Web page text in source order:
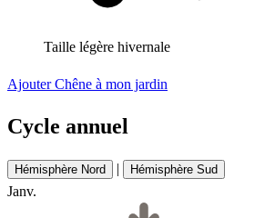
Taille légère hivernale
Ajouter Chêne à mon jardin
Cycle annuel
Hémisphère Nord | Hémisphère Sud
Janv.